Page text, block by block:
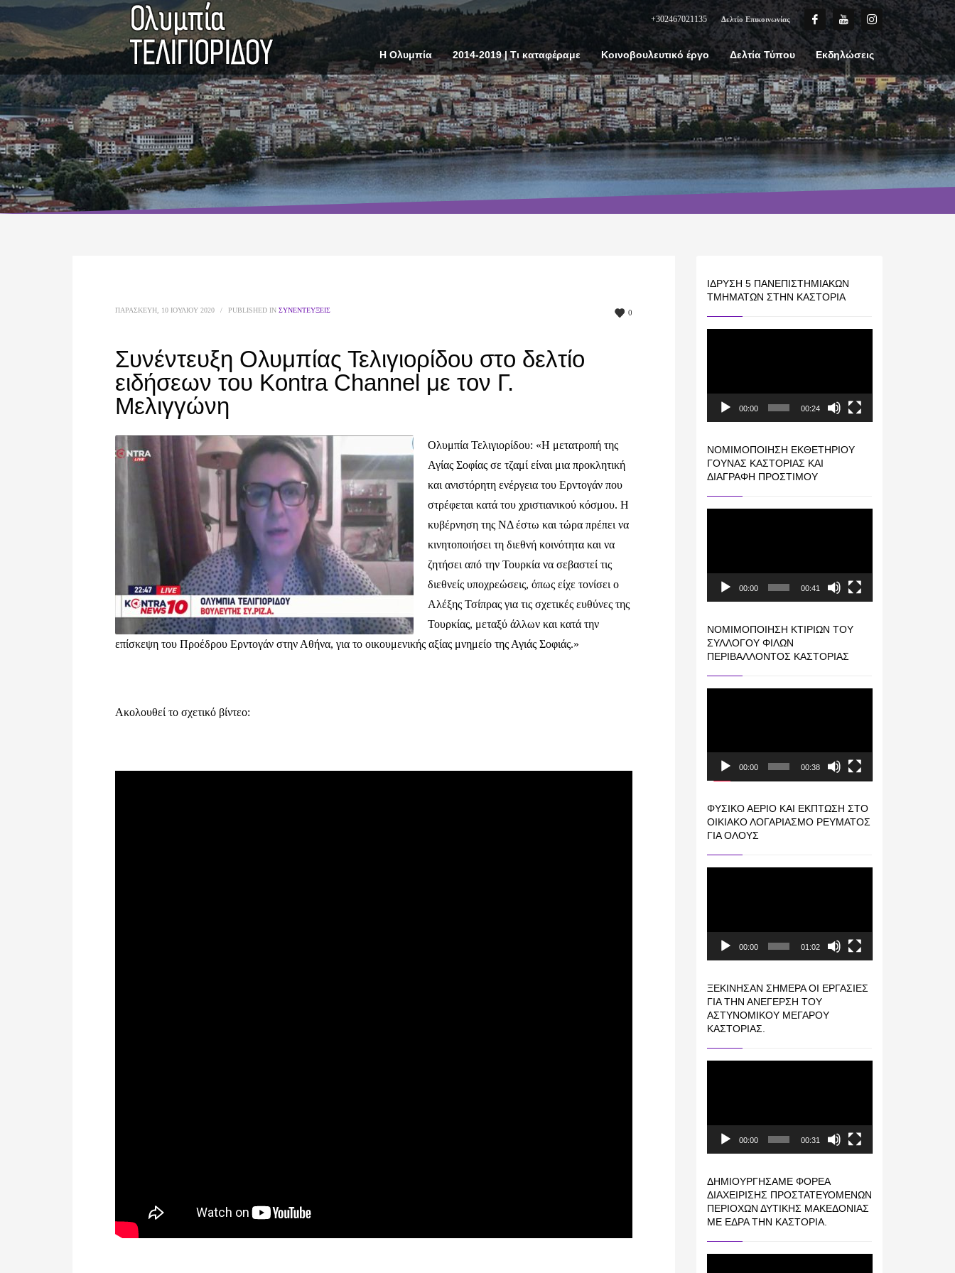
+302467021135 Δελτίο Επικοινωνίας
Η Ολυμπία 2014-2019 | Τι καταφέραμε Κοινοβουλευτικό έργο Δελτία Τύπου Εκδηλώσεις
0
ΠΑΡΑΣΚΕΥΉ, 10 ΙΟΥΛΊΟΥ 2020 / PUBLISHED IN ΣΥΝΕΝΤΕΎΞΕΙΣ
Συνέντευξη Ολυμπίας Τελιγιορίδου στο δελτίο
ειδήσεων του Kontra Channel με τον Γ.
Μελιγγώνη
Ολυμπία Τελιγιορίδου: «Η μετατροπή της
Αγίας Σοφίας σε τζαμί είναι μια προκλητική
και ανιστόρητη ενέργεια του Ερντογάν που
στρέφεται κατά του χριστιανικού κόσμου. Η
κυβέρνηση της ΝΔ έστω και τώρα πρέπει να
κινητοποιήσει τη διεθνή κοινότητα και να
ζητήσει από την Τουρκία να σεβαστεί τις
διεθνείς υποχρεώσεις, όπως είχε τονίσει ο
Αλέξης Τσίπρας για τις σχετικές ευθύνες της
Τουρκίας, μεταξύ άλλων και κατά την
επίσκεψη του Προέδρου Ερντογάν στην Αθήνα, για το οικουμενικής αξίας μνημείο της Αγιάς Σοφιάς.»
Ακολουθεί το σχετικό βίντεο:
ΊΔΡΥΣΗ 5 ΠΑΝΕΠΙΣΤΗΜΙΑΚΏΝ
ΤΜΗΜΆΤΩΝ ΣΤΗΝ ΚΑΣΤΟΡΙΆ
00:00 00:24
ΝΟΜΙΜΟΠΟΊΗΣΗ ΕΚΘΕΤΗΡΊΟΥ
ΓΟΎΝΑΣ ΚΑΣΤΟΡΙΆΣ ΚΑΙ
ΔΙΑΓΡΑΦΉ ΠΡΟΣΤΊΜΟΥ
00:00 00:41
ΝΟΜΙΜΟΠΟΊΗΣΗ ΚΤΙΡΊΩΝ ΤΟΥ
ΣΥΛΛΌΓΟΥ ΦΊΛΩΝ
ΠΕΡΙΒΆΛΛΟΝΤΟΣ ΚΑΣΤΟΡΙΆΣ
00:00 00:38
ΦΥΣΙΚΌ ΑΈΡΙΟ ΚΑΙ ΕΚΠΤΩΣΗ ΣΤΟ
ΟΙΚΙΑΚΌ ΛΟΓΑΡΙΑΣΜΌ ΡΕΎΜΑΤΟΣ
ΓΙΑ ΟΛΟΥΣ
00:00 01:02
ΞΕΚΊΝΗΣΑΝ ΣΉΜΕΡΑ ΟΙ ΕΡΓΑΣΊΕΣ
ΓΙΑ ΤΗΝ ΑΝΈΓΕΡΣΗ ΤΟΥ
ΑΣΤΥΝΟΜΙΚΟΎ ΜΕΓΆΡΟΥ
ΚΑΣΤΟΡΙΆΣ.
00:00 00:31
ΔΗΜΙΟΥΡΓΉΣΑΜΕ ΦΟΡΈΑ
ΔΙΑΧΕΊΡΙΣΗΣ ΠΡΟΣΤΑΤΕΥΌΜΕΝΩΝ
ΠΕΡΙΟΧΏΝ ΔΥΤΙΚΉΣ ΜΑΚΕΔΟΝΊΑΣ
ΜΕ ΈΔΡΑ ΤΗΝ ΚΑΣΤΟΡΙΆ.